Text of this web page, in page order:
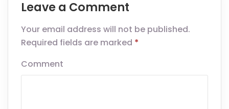
Leave a Comment
Your email address will not be published.
Required fields are marked *
Comment